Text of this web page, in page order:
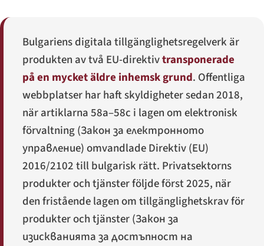
Bulgariens digitala tillgänglighetsregelverk är
produkten av två EU-direktivtransponerade
på en mycket äldre inhemsk grund. Offentliga
webbplatser har haft skyldigheter sedan 2018,
när artiklarna 58a–58c i lagen om elektronisk
förvaltning (Закон за електронното
управление) omvandlade Direktiv (EU)
2016/2102 till bulgarisk rätt. Privatsektorns
produkter och tjänster följde först 2025, när
den fristående lagen om tillgänglighetskrav för
produkter och tjänster (Закон за
изискванията за достъпност на